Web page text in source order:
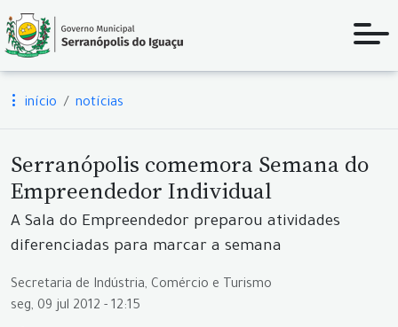
início notícias
Serranópolis comemora Semana do
Empreendedor Individual
A Sala do Empreendedor preparou atividades
diferenciadas para marcar a semana
Secretaria de Indústria, Comércio e Turismo
seg, 09 jul 2012 - 12:15